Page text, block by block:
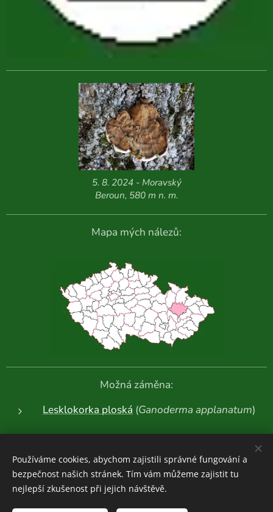
5. 8. 2024 - Moravský
Beroun, 580 m n. m.
Mapa mých nálezů:
Možná záměna:
Lesklokorka ploská (Ganoderma applanatum)
Další fotografie:
Používáme cookies, abychom zajistili správné fungování a
bezpečnost našich stránek. Tím vám můžeme zajistit tu
nejlepší zkušenost při jejich návštěvě.